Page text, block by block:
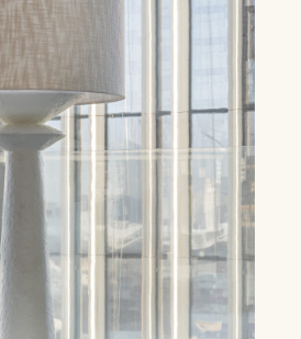
Юми
Аптаун